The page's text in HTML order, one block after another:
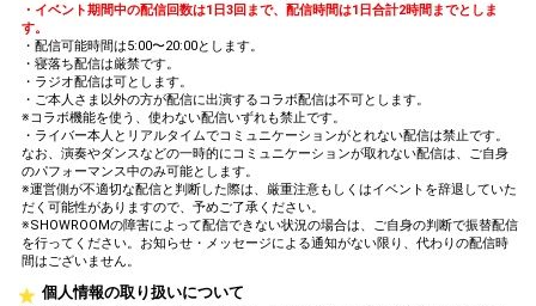
・イベント期間中の配信回数は1日3回まで、配信時間は1日合計2時間までとしま
す。
・配信可能時間は5:00〜20:00とします。
・寝落ち配信は厳禁です。
・ラジオ配信は可とします。
・ご本人さま以外の方が配信に出演するコラボ配信は不可とします。
※コラボ機能を使う、使わない配信いずれも禁止です。
・ライバー本人とリアルタイムでコミュニケーションがとれない配信は禁止です。
なお、演奏やダンスなどの一時的にコミュニケーションが取れない配信は、ご自身
のパフォーマンス中のみ可能とします。
※運営側が不適切な配信と判断した際は、厳重注意もしくはイベントを辞退していた
だく可能性がありますので、予めご了承ください。
※SHOWROOMの障害によって配信できない状況の場合は、ご自身の判断で振替配信
を行ってください。お知らせ・メッセージによる通知がない限り、代わりの配信時
間はございません。
個人情報の取り扱いについて